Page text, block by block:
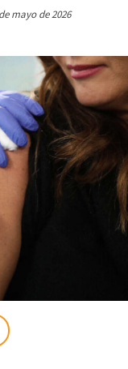
mayo de 2026